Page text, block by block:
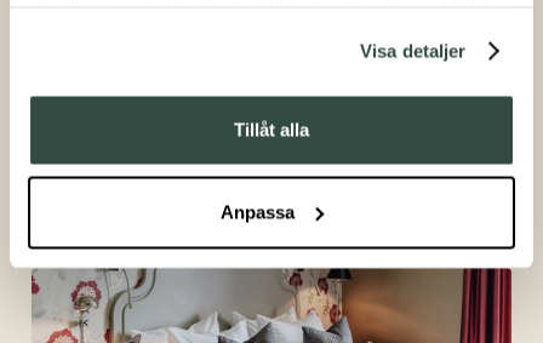
samlat in när du har använt deras tjänster.Visa detaljer
Tillåt alla
Anpassa